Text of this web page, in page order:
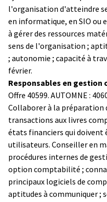
l'organisation d'atteindre
en informatique, en SIO ou
à gérer des ressources
sens de l'organisation ;
; autonomie ; capacité à
février.
Responsables en
Offre 40599. AUTOMNE :
Collaborer à la préparation
transactions aux livres
états financiers qui doivent
utilisateurs. Conseiller en
procédures internes de
option comptabilité ;
principaux logiciels de
aptitudes à communiquer ;